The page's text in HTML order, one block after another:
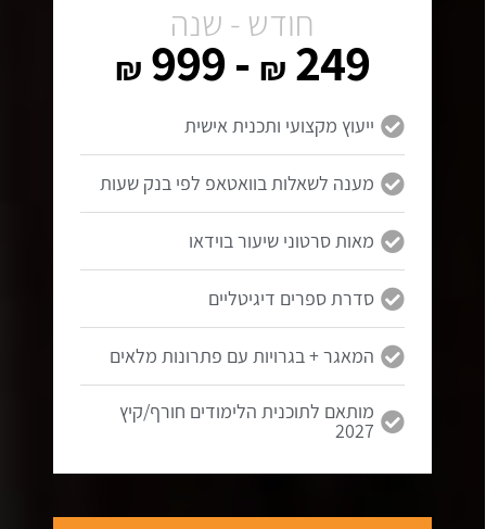
חודש - שנה
249
₪
- 999
₪
ייעוץ מקצועי ותכנית אישית
מענה לשאלות בוואטאפ לפי בנק שעות
מאות סרטוני שיעור בוידאו
סדרת ספרים דיגיטליים
המאגר + בגרויות עם פתרונות מלאים
מותאם לתוכנית הלימודים חורף/קיץ
2027